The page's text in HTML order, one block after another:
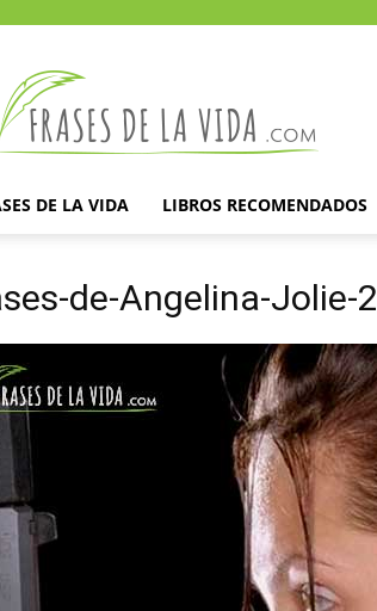
la
vida
DE LA VIDA LIBROS RECOMENDADOS
de-Angelina-Jolie-2